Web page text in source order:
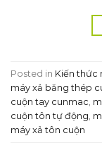
Posted in Kiến thức
máy xả băng thép
cuộn tay cunmac
cuộn tôn tự động
máy xả tôn cuộn